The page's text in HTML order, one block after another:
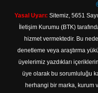
Yasal Uyarı: Sitemiz, 5651
İletişim Kurumu (BTK)
hizmet vermektedir. Bu
denetleme veya araştırma
üyelerimiz yazdıkları
üye olarak bu sorumluluğu
herhangi bir marka, kurum